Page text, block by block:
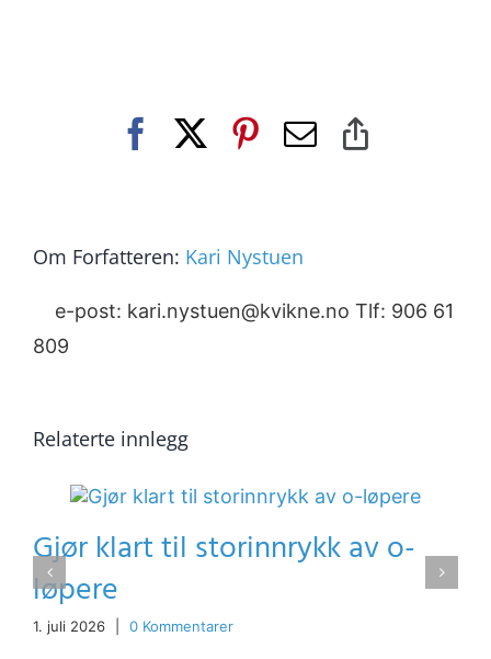
Facebook Pinterest
E-
Om Forfatteren: Kari Nystuen
e-post: kari.nystuen@kvikne.no Tlf: 906 61
809
Relaterte innlegg
Gjør klart til storinnrykk av o-
løpere
1. juli 2026 0 Kommentarer